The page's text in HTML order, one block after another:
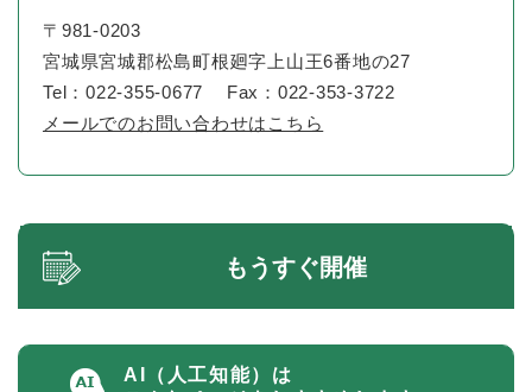
〒981-0203
宮城県宮城郡松島町根廻字上山王6番地の27
Tel：022-355-0677
Fax：022-353-3722
メールでのお問い合わせはこちら
もうすぐ開催
AI（人工知能）は